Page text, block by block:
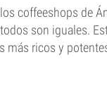
coffeeshops de
son iguales.
más ricos y